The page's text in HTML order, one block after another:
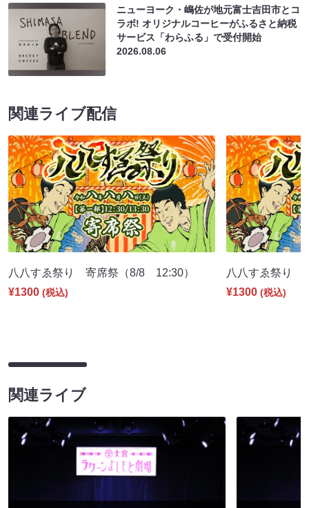
ニューヨーク・嶋佐が地元富士吉田市とコ
ラボ! オリジナルコーヒーがふるさと納税
サービス「わらふる」で受付開始
2026.08.06
関連ライブ配信
八八すゑ祭り 寄席祭（8/8 12:30）
¥1300 (税込)
八八すゑ祭り
¥1300 (税込)
関連ライブ